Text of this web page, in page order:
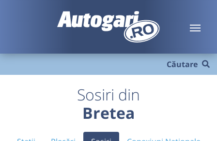
Căutare
Sosiri din
Bretea